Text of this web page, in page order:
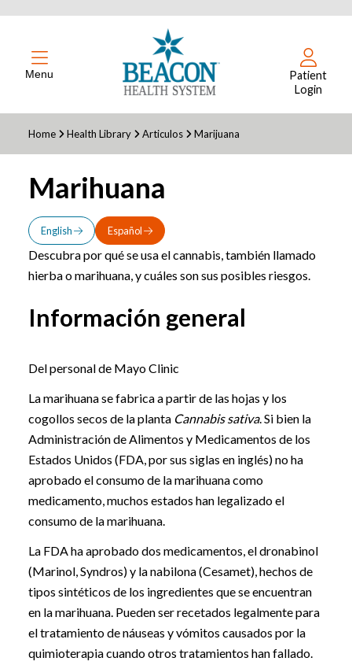
Menu
Patient
Login
Home Health Library Articulos Marijuana
Marihuana
English Español
Descubra por qué se usa el cannabis, también llamado
hierba o marihuana, y cuáles son sus posibles riesgos.
Información general
Del personal de Mayo Clinic
La marihuana se fabrica a partir de las hojas y los
cogollos secos de la planta Cannabis sativa. Si bien la
Administración de Alimentos y Medicamentos de los
Estados Unidos (FDA, por sus siglas en inglés) no ha
aprobado el consumo de la marihuana como
medicamento, muchos estados han legalizado el
consumo de la marihuana.
La FDA ha aprobado dos medicamentos, el dronabinol
(Marinol, Syndros) y la nabilona (Cesamet), hechos de
tipos sintéticos de los ingredientes que se encuentran
en la marihuana. Pueden ser recetados legalmente para
el tratamiento de náuseas y vómitos causados por la
quimioterapia cuando otros tratamientos han fallado.